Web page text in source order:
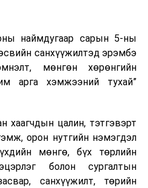
зээлд үйлчилдэг гадаадын
байна. Тухайлбал,
орлогын 80 гаруй
бүрддэг бөгөөд тус улсын
эрсдэлд орж болзошгүйг
наймдугаар сарын 5-ны
санхүүжилтэд эрэмбэ
мөнгөн хөрөнгийн
арга хэмжээний тухай”
хаагчдын цалин, тэтгэвэрт
орон нутгийн нэмэгдэл
мөнгө, бүх төрлийн
болон сургалтын
санхүүжилт, төрийн